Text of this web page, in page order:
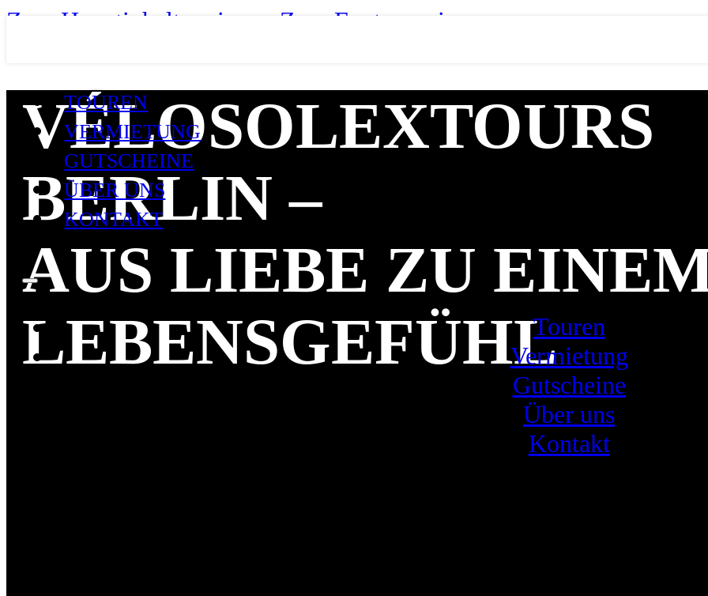
Zum Hauptinhalt springen Zum Footer springen
TOUREN
VERMIETUNG
GUTSCHEINE
ÜBER UNS
KONTAKT
Touren
Vermietung
Gutscheine
Über uns
Kontakt
VÉLOSOLEXTOURS
BERLIN –
AUS LIEBE ZU
LEBENSGEFÜHL